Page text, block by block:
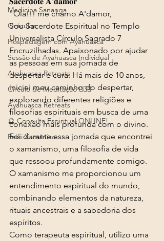
Medicina Sananga
Oráculos
Hospedagem com Ayahuasca
Sessão de Ayahuasca Individual
Ayahuasca Retreats
Circulo de Meditação 🧘🏻‍♂️
Ayahuasca Retreats
🔮 Consulta Espiritual ONLINE!
Reiki Xamânico
"Ola!!! me chamo A'damor,
Sou Sacerdote Espiritual no Templo
Universalista Círculo Sagrado 7
Encruzilhadas. Apaixonado por ajudar
as pessoas em sua jornada de
despertar e cura. Há mais de 10 anos,
iniciei meu caminho do despertar,
explorando diferentes religiões e
filosofias espirituais em busca de uma
conexão mais profunda com o divino.
Foi durante essa jornada que encontrei
o xamanismo, uma filosofia de vida
que ressoou profundamente comigo.
O xamanismo me proporcionou um
entendimento espiritual do mundo,
combinando elementos da natureza,
rituais ancestrais e a sabedoria dos
espíritos.
Como terapeuta espiritual, utilizo uma